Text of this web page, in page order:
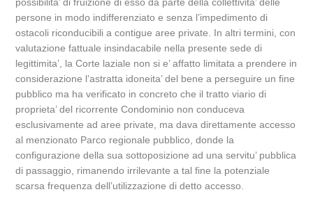
persone in modo indifferenziato e senza l’impedimento di
ostacoli riconducibili a contigue aree private. In altri termini, con
valutazione fattuale insindacabile nella presente sede di
legittimita’, la Corte laziale non si e’ affatto limitata a prendere in
considerazione l’astratta idoneita’ del bene a perseguire un fine
pubblico ma ha verificato in concreto che il tratto viario di
proprieta’ del ricorrente Condominio non conduceva
esclusivamente ad aree private, ma dava direttamente accesso
al menzionato Parco regionale pubblico, donde la
configurazione della sua sottoposizione ad una servitu’ pubblica
di passaggio, rimanendo irrilevante a tal fine la potenziale
scarsa frequenza dell’utilizzazione di detto accesso.